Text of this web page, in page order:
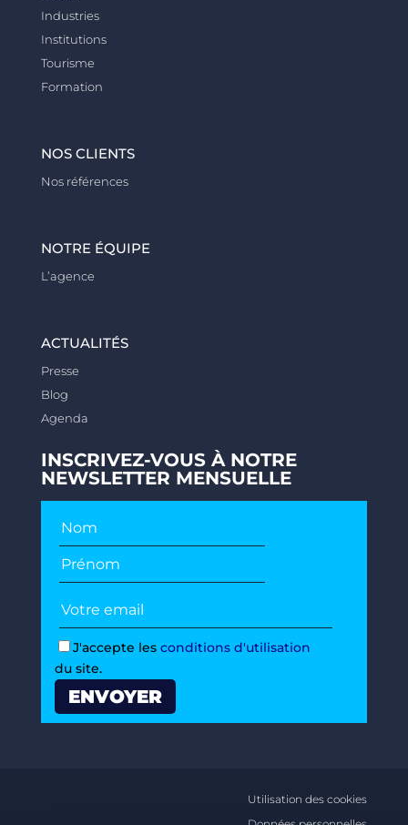
Industries
Institutions
Tourisme
Formation
NOS CLIENTS
Nos références
NOTRE ÉQUIPE
L’agence
ACTUALITÉS
Presse
Blog
Agenda
INSCRIVEZ-VOUS À NOTRE
NEWSLETTER MENSUELLE
J'accepte les conditions d'utilisation
du site.
Utilisation des cookies